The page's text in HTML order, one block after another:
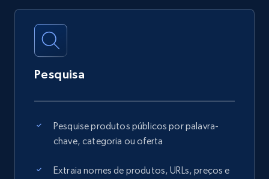
Pesquisa
Pesquise produtos públicos por palavra-
chave, categoria ou oferta
Extraia nomes de produtos, URLs, preços e